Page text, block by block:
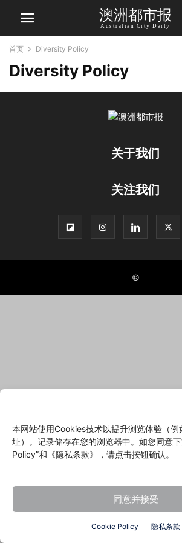
本网站使用Cookies技术以提升浏览体验（例
址）。记录储存在您的浏览器中。如您同意
Policy”和《隐私条款》，请点击按钮确认。
同意并接受
Cookie Policy 隐私条款
澳洲都市报
Australian City Daily
首页 Diversity Policy
Diversity Policy
关于我们
关注我们
©